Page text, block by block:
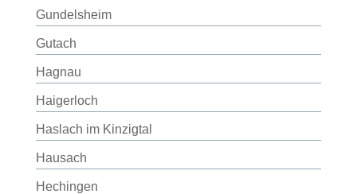
Gundelsheim
Gutach
Hagnau
Haigerloch
Haslach im Kinzigtal
Hausach
Hechingen